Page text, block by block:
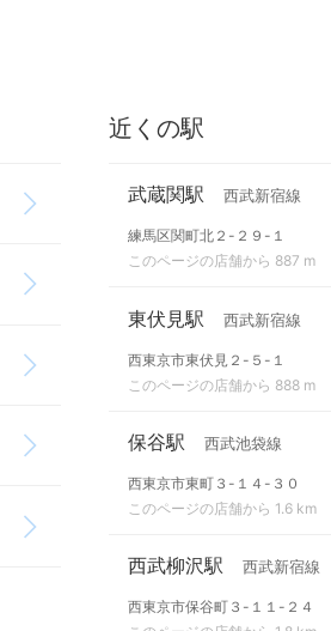
近くの駅
武蔵関駅 西武新宿線
練馬区関町北２-２９-１
このページの店舗から 887 m
東伏見駅 西武新宿線
西東京市東伏見２-５-１
このページの店舗から 888 m
保谷駅 西武池袋線
西東京市東町３-１４-３０
このページの店舗から 1.6 km
西武柳沢駅 西武新宿線
西東京市保谷町３-１１-２４